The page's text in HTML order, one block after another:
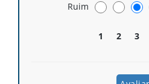
Ruim
1 2 3